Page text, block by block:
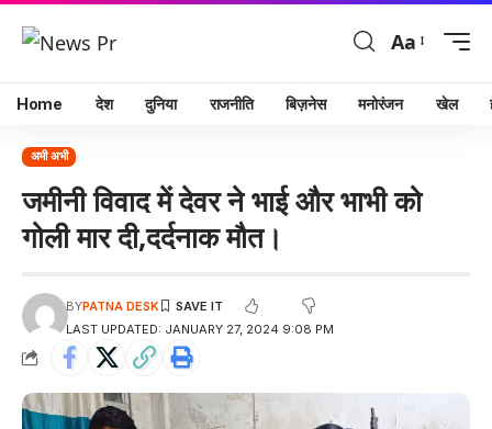
Aa
Home देश दुनिया राजनीति बिज़नेस मनोरंजन खेल
अभी अभी
जमीनी विवाद में देवर ने भाई और भाभी को
गोली मार दी,दर्दनाक मौत।
LAST UPDATED: JANUARY 27, 2024 9:08 PM
BYPATNA DESK